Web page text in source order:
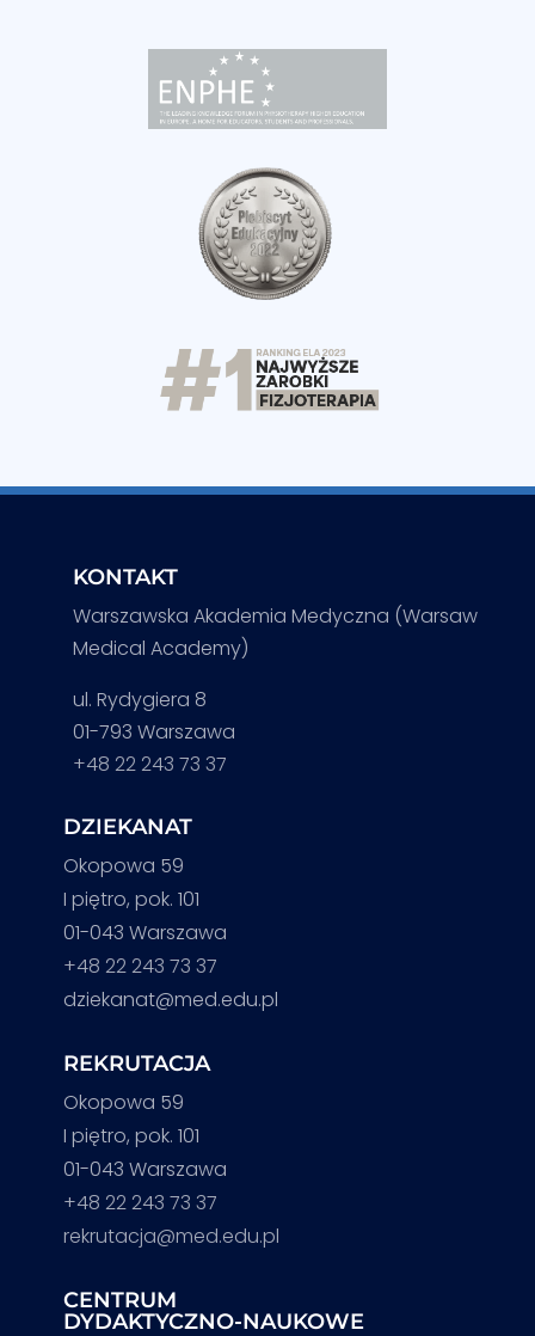
KONTAKT
Warszawska Akademia Medyczna (Warsaw
Medical Academy)
ul. Rydygiera 8
01-793 Warszawa
+48 22 243 73 37
DZIEKANAT
Okopowa 59
I piętro, pok. 101
01-043 Warszawa
+48 22 243 73 37
dziekanat@med.edu.pl
REKRUTACJA
Okopowa 59
I piętro, pok. 101
01-043 Warszawa
+48 22 243 73 37
rekrutacja@med.edu.pl
CENTRUM
DYDAKTYCZNO-NAUKOWE